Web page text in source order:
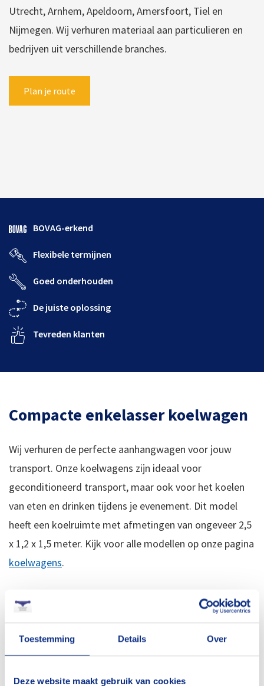
Toestemming Details Over
Deze website maakt gebruik van cookies
Utrecht, Arnhem, Apeldoorn, Amersfoort, Tiel en
Nijmegen. Wij verhuren materiaal aan particulieren en
bedrijven uit verschillende branches.
Plan je route
BOVAG-erkend
Flexibele termijnen
Goed onderhouden
De juiste oplossing
Tevreden klanten
Compacte enkelasser koelwagen
Wij verhuren de perfecte aanhangwagen voor jouw
transport. Onze koelwagens zijn ideaal voor
geconditioneerd transport, maar ook voor het koelen
van eten en drinken tijdens je evenement. Dit model
heeft een koelruimte met afmetingen van ongeveer 2,5
x 1,2 x 1,5 meter. Kijk voor alle modellen op onze pagina
koelwagens.
Iedere klus vraagt om een specifieke aanhanger.
Gelukkig kun je alle soorten aanhangers bij ons huren.
Wil je goederen een nachtje buiten laten staan in de
aanhanger? Dan is een gesloten aanhanger voor u de
beste oplossing. Voor particulieren bieden we vier types